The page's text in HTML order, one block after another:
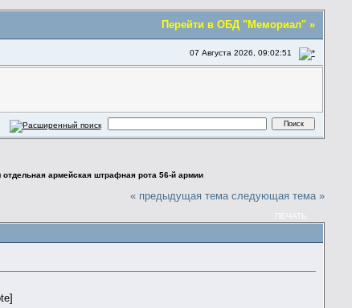
Перейти в ОБД "Мемориал" »
07 Августа 2026, 09:02:51
отдельная армейская штрафная рота 56-й армии
« предыдущая тема следующая тема »
ПЕЧАТЬ